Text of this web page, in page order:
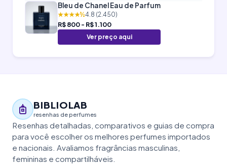
Bleu de Chanel Eau de Parfum
★★★★½4.8 (2.450)
R$ 800 - R$ 1.100
Ver preço aqui
BIBLIOLAB
resenhas de perfumes
Resenhas detalhadas, comparativos e guias de compra
para você escolher os melhores perfumes importados
e nacionais. Avaliamos fragrâncias masculinas,
femininas e compartilháveis.